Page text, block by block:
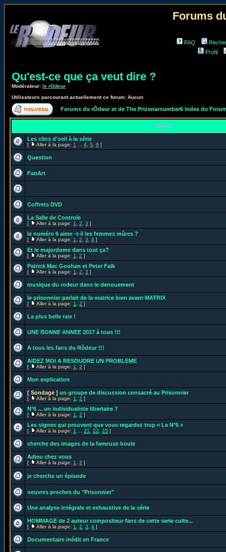
Forums
FAQ
Profil
Qu'est-ce que ça veut dire ?
Modérateur: le rOdeur
Utilisateurs parcourant actuellement ce forum: Aucun
Forums du rÔdeur et de The Prizenarnumber6 Index du
Sujets
Les clins d'oeil à la série
[ Aller à la page: 1 4 5 6 ]
Question
FanArt
Coffrets DVD
La Salle de Controle
[ Aller à la page: 1 2 3 ]
le numéro 6 aime -t-il les femmes mûres ?
[ Aller à la page: 1 2 3 4 ]
Et le majordome dans tout ça?
[ Aller à la page: 1 2 ]
Patrick Mac Goohan et Peter Falk
[ Aller à la page: 1 2 3 ]
musique du rodeur dans le denouement
le prisonnier parlait de la matrice bien avant MATRIX
[ Aller à la page: 1 2 ]
La plus belle raie !
UNE BONNE ANNEE 2017 à tous !!!
A tous les fans du Rôdeur !!!
AIDEZ MOI A RESOUDRE UN PROBLEME
[ Aller à la page: 1 2 ]
Mon explication
[ Sondage ] un groupe de discussion consacré au Prisonnier
[ Aller à la page: 1 2 ]
N°6 ... un individualiste libertaire ?
[ Aller à la page: 1 2 ]
Les signes qui prouvent que vous regardez trop « Le N°6 »
[ Aller à la page: 1 21 22 23 ]
cherche des images de la fameuse boule
Adieu chez vous
[ Aller à la page: 1 2 ]
je cherche un épisode
oeuvres proches du "Prisonnier"
Une analyse intégrale et exhaustive de la série
HOMMAGE de 2 auteur compositeur fans de cette serie culte...
[ Aller à la page: 1 2 3 4 ]
Documentaire inédit en France